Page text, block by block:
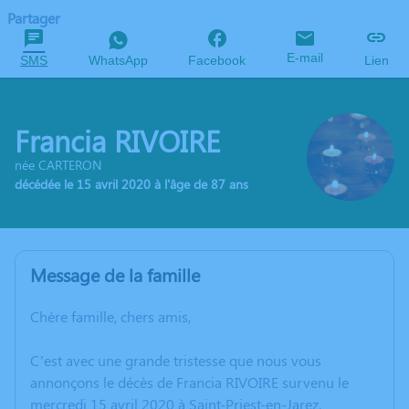
Partager
SMS WhatsApp Facebook E-mail Lien
Francia RIVOIRE
née CARTERON
décédée le 15 avril 2020 à l'âge de 87 ans
Message de la famille
Chère famille, chers amis,
C’est avec une grande tristesse que nous vous
annonçons le décès de Francia RIVOIRE survenu le
mercredi 15 avril 2020 à Saint-Priest-en-Jarez.